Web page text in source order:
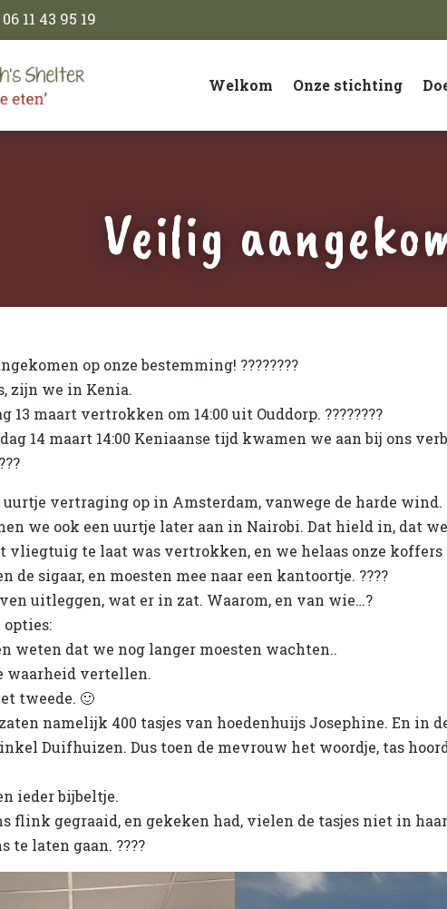
06 11 43 95 19
Welkom Onze stichting
Veilig
op onze bestemming! ????????
zijn we in Kenia.
13 maart vertrokken om 14:00 uit Ouddorp. ????????
14 maart 14:00 Keniaanse tijd kwamen we aan bij ons
vertraging op in Amsterdam, vanwege de harde wind.
we ook een uurtje later aan in Nairobi. Dat hield in, dat
vliegtuig te laat was vertrokken, en we helaas onze koffers
de sigaar, en moesten mee naar een kantoortje. ????
uitleggen, wat er in zat. Waarom, en van wie…?
opties:
weten dat we nog langer moesten wachten..
waarheid vertellen.
tweede. 🙂
namelijk 400 tasjes van hoedenhuijs Josephine. En in
Duifhuizen. Dus toen de mevrouw het woordje, tas
ieder bijbeltje.
flink gegraaid, en gekeken had, vielen de tasjes niet in haar
te laten gaan. ????